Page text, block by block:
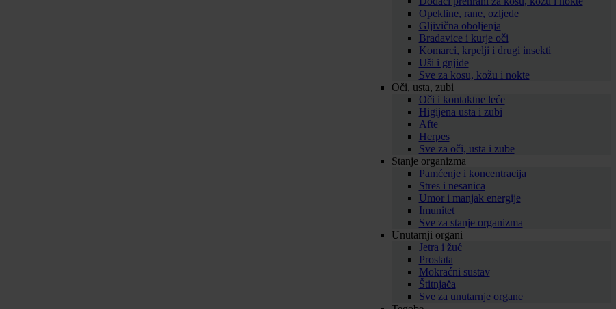
Opekline, rane, ozljede
Gljivična oboljenja
Bradavice i kurje oči
Komarci, krpelji i drugi insekti
Uši i gnjide
Sve za kosu, kožu i nokte
Oči, usta, zubi
Oči i kontaktne leće
Higijena usta i zubi
Afte
Herpes
Sve za oči, usta i zube
Stanje organizma
Pamćenje i koncentracija
Stres i nesanica
Umor i manjak energije
Imunitet
Sve za stanje organizma
Unutarnji organi
Jetra i žuć
Prostata
Mokraćni sustav
Štitnjača
Sve za unutarnje organe